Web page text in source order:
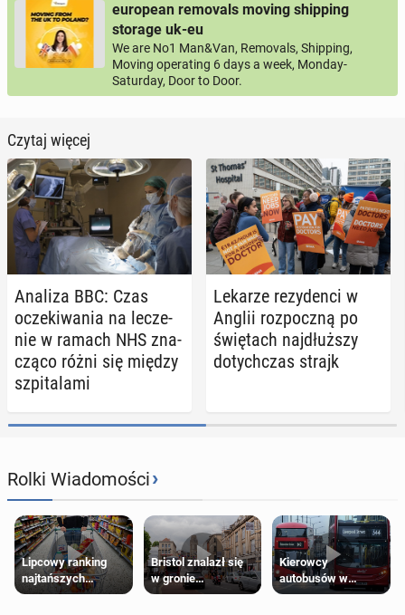
european removals moving shipping
storage uk-eu
We are No1 Man&Van, Removals, Shipping,
Moving operating 6 days a week, Monday-
Saturday, Door to Door.
Czytaj więcej
Analiza BBC: Czas
ocze­ki­wa­nia na le­cze­
nie w ramach NHS zna­
czą­co różni się między
szpi­ta­la­mi
Lekarze re­zy­den­ci w
Anglii roz­pocz­ną po
świę­tach naj­dłuż­szy
do­tych­czas strajk
Rolki Wiadomości›
Lipcowy ranking
najtańszych
supermarketów
Bristol znalazł się
w gronie
najlepszych
Kierowcy
autobusów w
Londynie